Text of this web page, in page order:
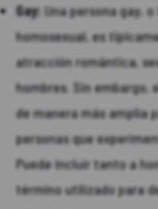
Gay: Una persona gay,
homosexual, es
atracción romántica,
hombres. Sin embargo,
de manera más amplia
personas que
Puede incluir tanto a
término utilizado para